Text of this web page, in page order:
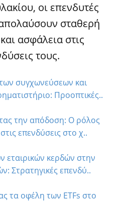
οι επενδυτές
σταθερή
ασφάλεια στις
τους.
συγχωνεύσεων και
Προοπτικές..
την απόδοση: Ο ρόλος
επενδύσεις στο χ..
εταιρικών κερδών στην
Στρατηγικές επενδύ..
τα οφέλη των ETFs στο